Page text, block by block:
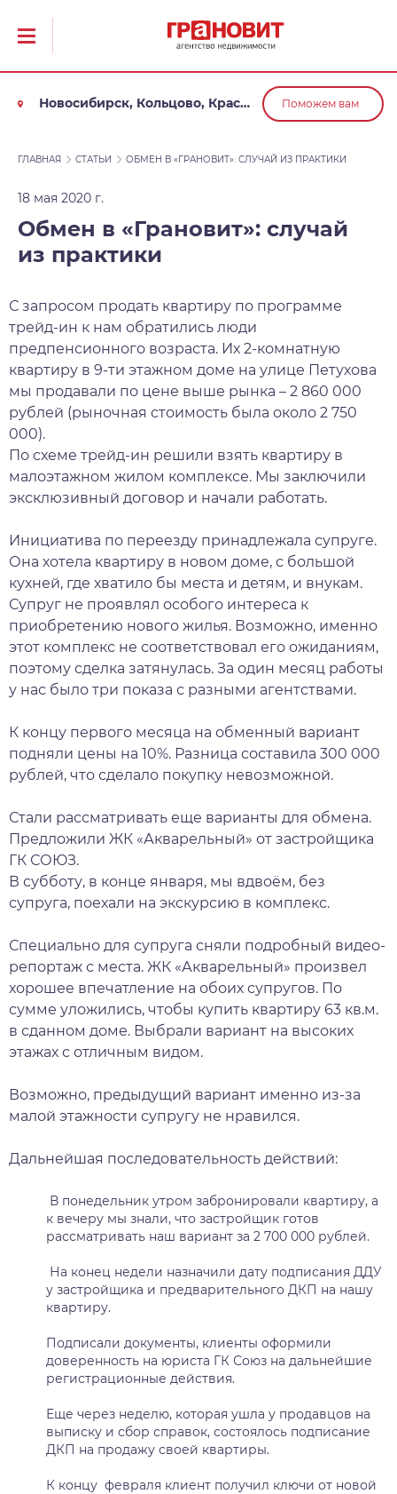
Новосибирск, Кольцово, Краснообск, Обь Поможем вам
ГЛАВНАЯ СТАТЬИ ОБМЕН В «ГРАНОВИТ»: СЛУЧАЙ ИЗ ПРАКТИКИ
18 мая 2020 г.
Обмен в «Грановит»: случай
из практики
С запросом продать квартиру по программе
трейд-ин к нам обратились люди
предпенсионного возраста. Их 2-комнатную
квартиру в 9-ти этажном доме на улице Петухова
мы продавали по цене выше рынка – 2 860 000
рублей (рыночная стоимость была около 2 750
000).
По схеме трейд-ин решили взять квартиру в
малоэтажном жилом комплексе. Мы заключили
эксклюзивный договор и начали работать.
Инициатива по переезду принадлежала супруге.
Она хотела квартиру в новом доме, с большой
кухней, где хватило бы места и детям, и внукам.
Супруг не проявлял особого интереса к
приобретению нового жилья. Возможно, именно
этот комплекс не соответствовал его ожиданиям,
поэтому сделка затянулась. За один месяц работы
у нас было три показа с разными агентствами.
К концу первого месяца на обменный вариант
подняли цены на 10%. Разница составила 300 000
рублей, что сделало покупку невозможной.
Стали рассматривать еще варианты для обмена.
Предложили ЖК «Акварельный» от застройщика
ГК СОЮЗ.
В субботу, в конце января, мы вдвоём, без
супруга, поехали на экскурсию в комплекс.
Специально для супруга сняли подробный видео-
репортаж с места. ЖК «Акварельный» произвел
хорошее впечатление на обоих супругов. По
сумме уложились, чтобы купить квартиру 63 кв.м.
в сданном доме. Выбрали вариант на высоких
этажах с отличным видом.
Возможно, предыдущий вариант именно из-за
малой этажности супругу не нравился.
Дальнейшая последовательность действий:
В понедельник утром забронировали квартиру, а
к вечеру мы знали, что застройщик готов
рассматривать наш вариант за 2 700 000 рублей.
На конец недели назначили дату подписания ДДУ
у застройщика и предварительного ДКП на нашу
квартиру.
Подписали документы, клиенты оформили
доверенность на юриста ГК Союз на дальнейшие
регистрационные действия.
Еще через неделю, которая ушла у продавцов на
выписку и сбор справок, состоялось подписание
ДКП на продажу своей квартиры.
К концу февраля клиент получил ключи от новой